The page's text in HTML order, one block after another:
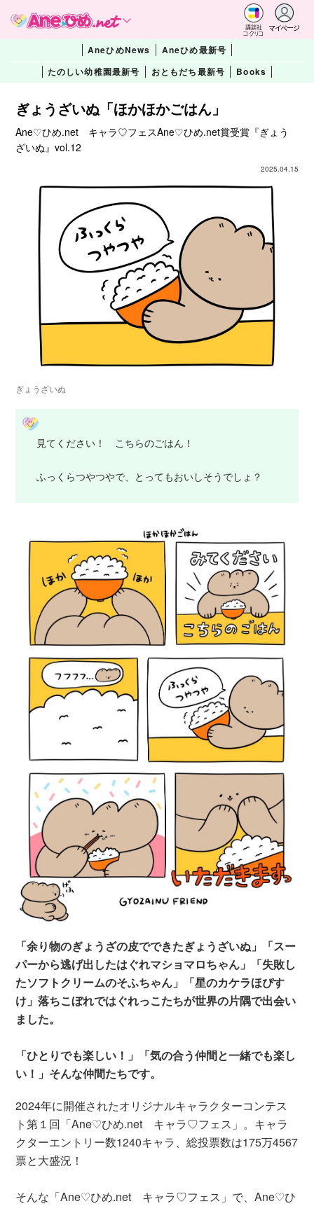
講談社
コクリコ
マイページ
AneひめNews
Aneひめ最新号
たのしい幼稚園最新号
おともだち最新号 Books
ぎょうざいぬ「ほかほかごはん」
Ane♡ひめ.net キャラ♡フェスAne♡ひめ.net賞受賞『ぎょう
ざいぬ』vol.12
2025.04.15
ぎょうざいぬ
見てください！ こちらのごはん！
ふっくらつやつやで、とってもおいしそうでしょ？
「余り物のぎょうざの皮でできたぎょうざいぬ」「スー
パーから逃げ出したはぐれマショマロちゃん」「失敗し
たソフトクリームのそふちゃん」「星のカケラほぴす
け」落ちこぼれではぐれっこたちが世界の片隅で出会い
ました。
「ひとりでも楽しい！」「気の合う仲間と一緒でも楽し
い！」そんな仲間たちです。
2024年に開催されたオリジナルキャラクターコンテス
ト第１回「Ane♡ひめ.net キャラ♡フェス」。キャラ
クターエントリー数1240キャラ、総投票数は175万4567
票と大盛況！
そんな「Ane♡ひめ.net キャラ♡フェス」で、Ane♡ひ